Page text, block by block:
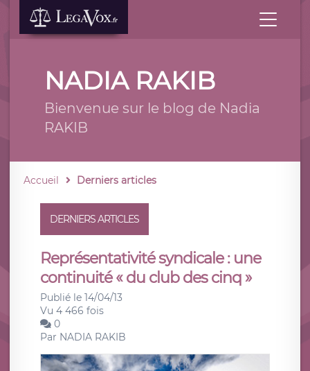
NADIA RAKIB
Bienvenue sur le blog de Nadia
RAKIB
Accueil Derniers articles
DERNIERS ARTICLES
Représentativité syndicale : une
continuité « du club des cinq »
Publié le 14/04/13
Vu 4 466 fois
0
Par NADIA RAKIB